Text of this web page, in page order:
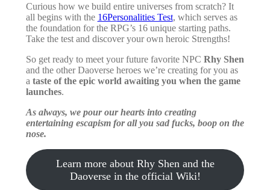
Curious how we build entire universes from scratch? It
all begins with the 16Personalities Test, which serves as
the foundation for the RPG’s 16 unique starting paths.
Take the test and discover your own heroic Strengths!
So get ready to meet your future favorite NPC Rhy Shen
and the other Daoverse heroes we’re creating for you as
a taste of the epic world awaiting you when the game
launches.
As always, we pour our hearts into creating
entertaining escapism for all you sad fucks, boop on the
nose.
Learn more about Rhy Shen and the
Daoverse in the official Wiki!